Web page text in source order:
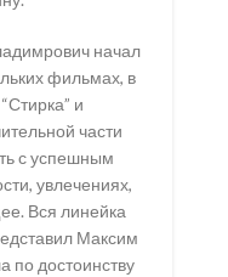
начал
фильмах, в
и
части
с успешным
увлечениях,
Вся линейка
Максим
по достоинству